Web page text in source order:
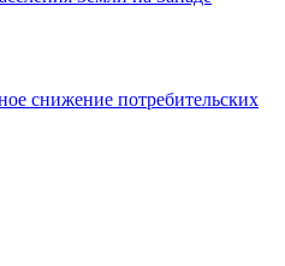
снижение потребительских